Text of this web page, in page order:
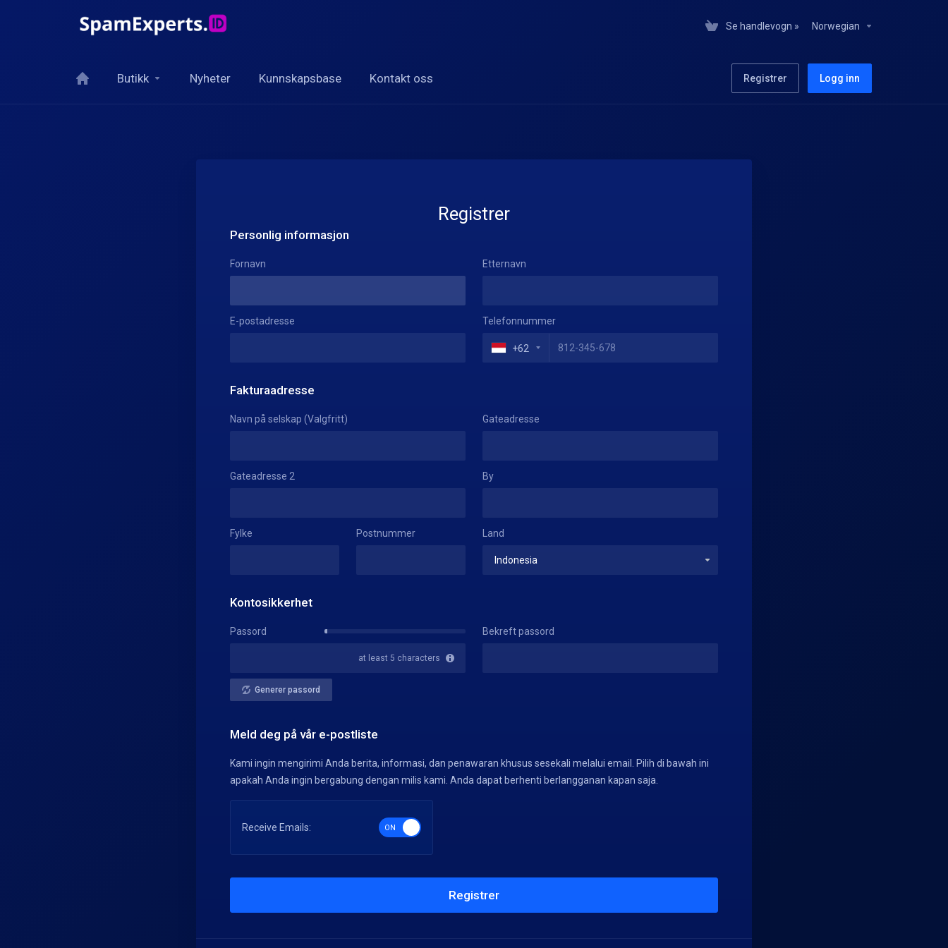
Se handlevogn » Norwegian
Butikk Nyheter Kunnskapsbase Kontakt oss Registrer Logg inn
Registrer
Personlig informasjon
Fornavn Etternavn
E-postadresse Telefonnummer
+62
Fakturaadresse
Navn på selskap (Valgfritt) Gateadresse
Gateadresse 2 By
Fylke Postnummer Land
Kontosikkerhet
Passord
at least 5 characters
Generer passord
New
Password
Bekreft passord
Meld deg på vår e-postliste
Kami ingin mengirimi Anda berita, informasi, dan penawaran khusus sesekali melalui email. Pilih di bawah ini
apakah Anda ingin bergabung dengan milis kami. Anda dapat berhenti berlangganan kapan saja.
Receive Emails: